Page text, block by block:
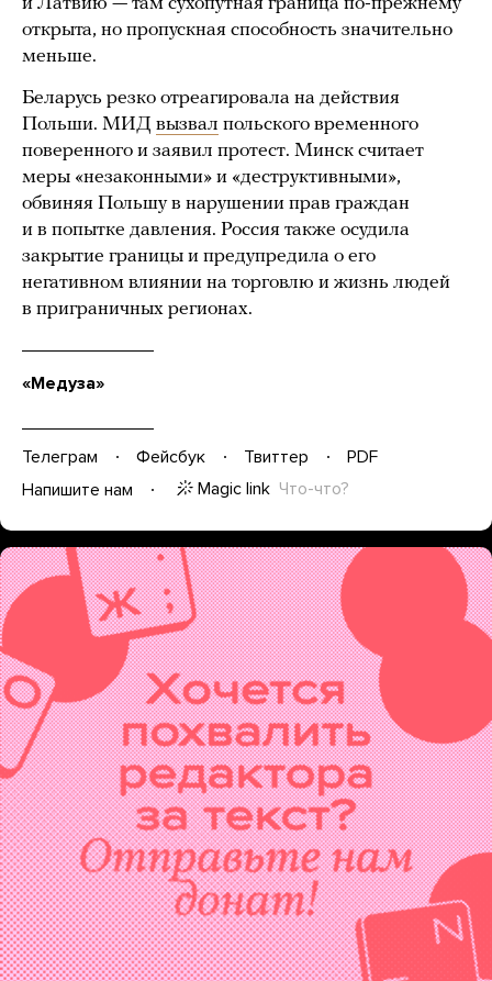
и Латвию — там сухопутная граница по-прежнему
открыта, но пропускная способность значительно
меньше.
Беларусь резко отреагировала на действия
Польши. МИД вызвал польского временного
поверенного и заявил протест. Минск считает
меры «незаконными» и «деструктивными»,
обвиняя Польшу в нарушении прав граждан
и в попытке давления. Россия также осудила
закрытие границы и предупредила о его
негативном влиянии на торговлю и жизнь людей
в приграничных регионах.
«Медуза»
Телеграм Фейсбук Твиттер
PDF
Напишите нам
Magic link Что-что?